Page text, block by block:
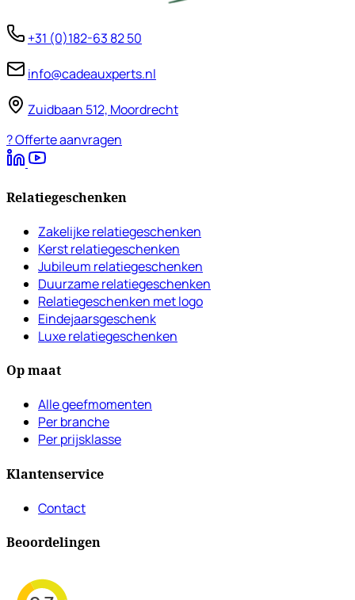
+31 (0)182-63 82 50
info@cadeauxperts.nl
Zuidbaan 512, Moordrecht
?Offerte aanvragen
Relatiegeschenken
Zakelijke relatiegeschenken
Kerst relatiegeschenken
Jubileum relatiegeschenken
Duurzame relatiegeschenken
Relatiegeschenken met logo
Eindejaarsgeschenk
Luxe relatiegeschenken
Op maat
Alle geefmomenten
Per branche
Per prijsklasse
Klantenservice
Contact
Beoordelingen